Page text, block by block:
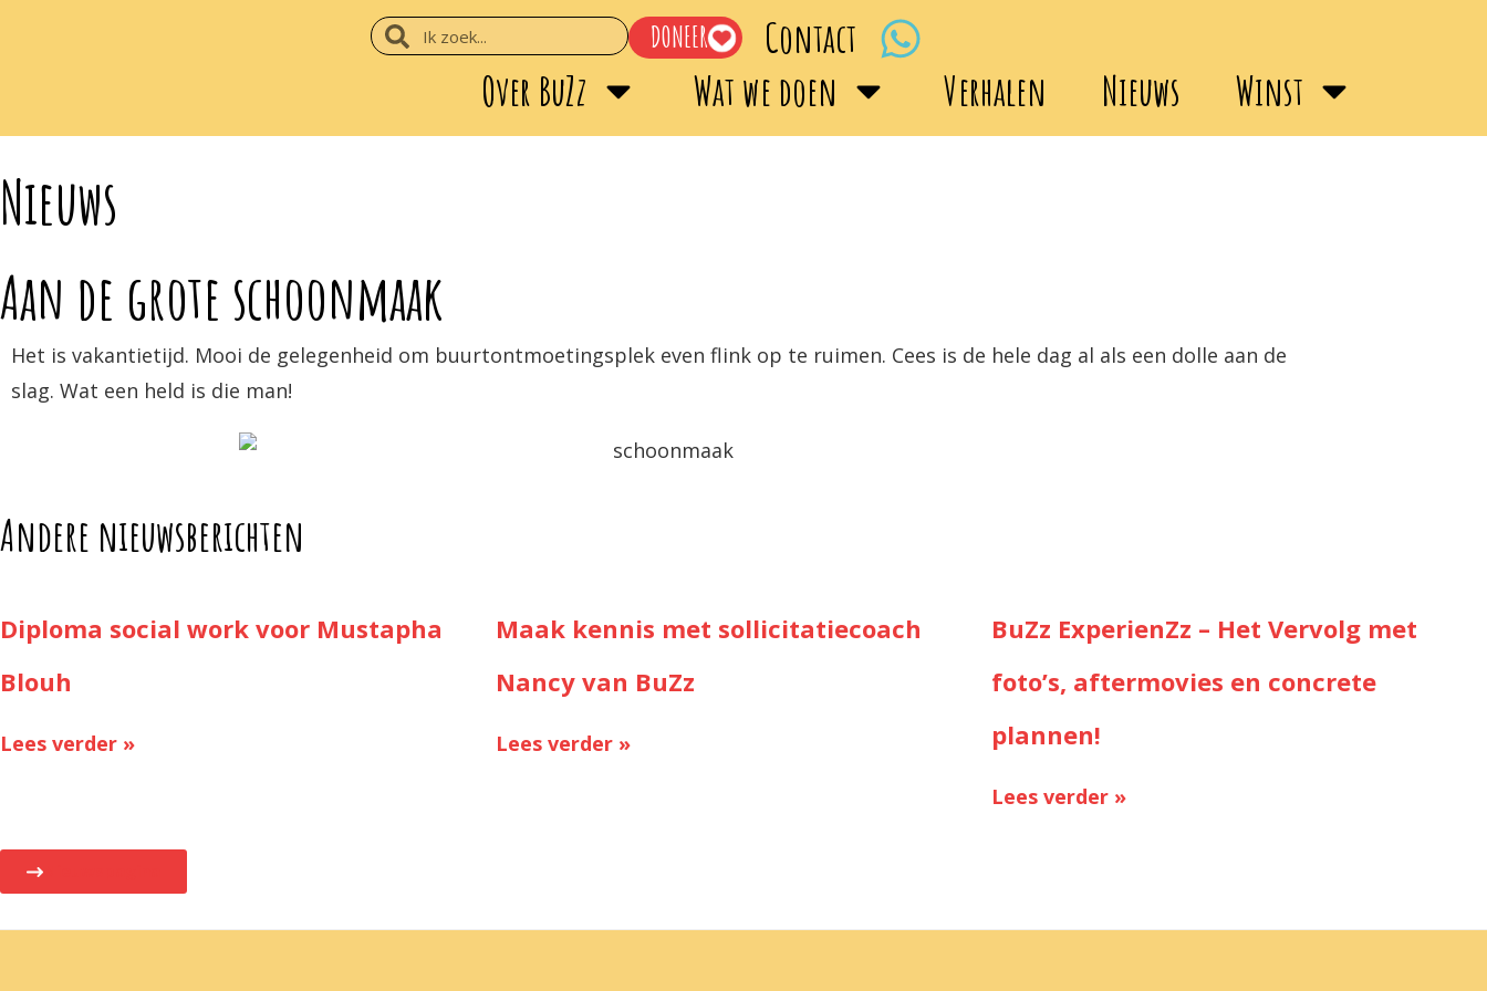
DONEER
Contact
Over BuZz
Wat we doen Verhalen Nieuws Winst
Nieuws
Aan de grote schoonmaak
Het is vakantietijd. Mooi de gelegenheid om buurtontmoetingsplek even flink op te ruimen. Cees is de hele dag al als een dolle aan de
slag. Wat een held is die man!
Andere nieuwsberichten
Diploma social work voor Mustapha
Blouh
Lees verder »
Maak kennis met sollicitatiecoach
Nancy van BuZz
Lees verder »
BuZz ExperienZz – Het Vervolg met
foto’s, aftermovies en concrete
plannen!
Lees verder »